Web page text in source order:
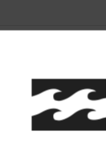
Farbcode tbl